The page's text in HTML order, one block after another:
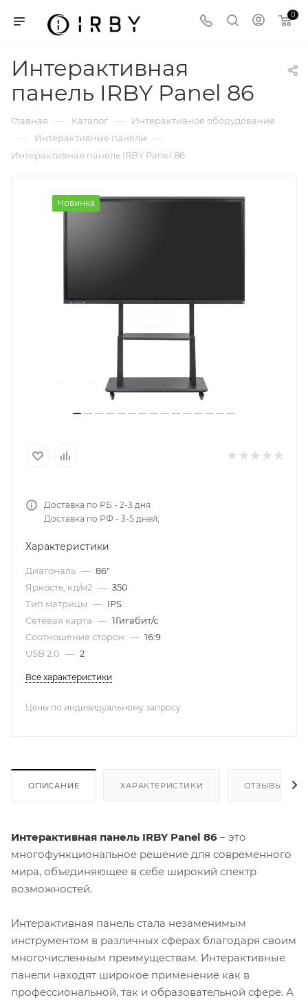
0
Интерактивная
панель IRBY Panel 86
Главная — Каталог — Интерактивное оборудование
— Интерактивные панели —
Интерактивная панель IRBY Panel 86
Новинка
Доставка по РБ - 2-3 дня
Доставка по РФ - 3-5 дней;
Характеристики
Диагональ — 86"
Яркость, кд/м2 — 350
Тип матрицы — IPS
Сетевая карта — 1Гигабит/с
Соотношение сторон — 16:9
USB 2.0 — 2
Все характеристики
Цены по индивидуальному запросу
ОПИСАНИЕ ХАРАКТЕРИСТИКИ ОТЗЫВЫ
Интерактивная панель IRBY Panel 86 – это
многофункциональное решение для современного
мира, объединяющее в себе широкий спектр
возможностей.
Интерактивная панель стала незаменимым
инструментом в различных сферах благодаря своим
многочисленным преимуществам. Интерактивные
панели находят широкое применение как в
профессиональной, так и образовательной сфере. А